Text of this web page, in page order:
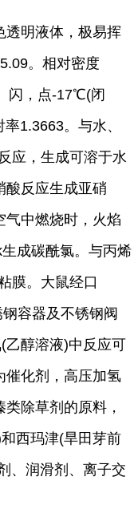
透明液体，极易挥
。相对密度
闪，点-17℃(闭
1.3663。与水、
应，生成可溶于水
酸反应生成亚硝
气中燃烧时，火焰
成碳酰氯。与丙烯
膜。大鼠经口
容器及不锈钢阀
乙醇溶液)中反应可
催化剂，高压加氢
除草剂的原料，
西玛津(旱田芽前
、润滑剂、离子交